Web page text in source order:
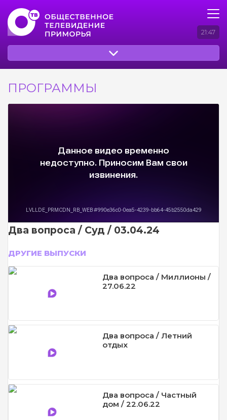
21:47
ПРОГРАММЫ
Два вопроса / Суд / 03.04.24
ДРУГИЕ ВЫПУСКИ
Два вопроса / Миллионы /
27.06.22
Два вопроса / Летний
отдых
Два вопроса / Частный
дом / 22.06.22